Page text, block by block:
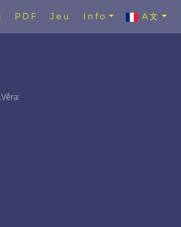
PDF Jeu Info A文